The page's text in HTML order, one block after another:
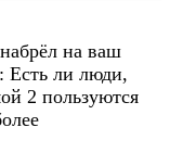
на ваш
Есть ли люди,
2 пользуются